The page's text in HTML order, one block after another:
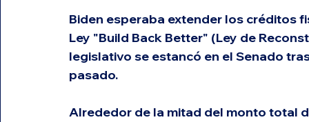
Biden esperaba extender los créditos
Ley "Build Back Better" (Ley de
legislativo se estancó en el Senado
pasado.
Alrededor de la mitad del monto total